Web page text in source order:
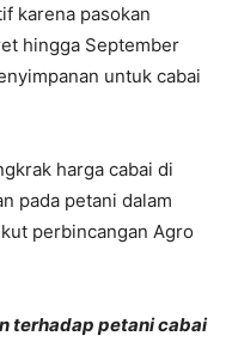
karena pasokan
hingga September
untuk cabai
harga cabai di
pada petani dalam
perbincangan Agro
terhadap petani cabai